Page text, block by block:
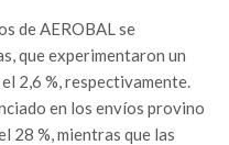
de AEROBAL se
que experimentaron un
2,6 %, respectivamente.
en los envíos provino
28 %, mientras que las